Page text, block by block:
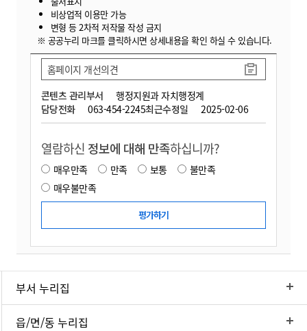
비상업적 이용만 가능
변형 등 2차적 저작물 작성 금지
※ 공공누리 마크를 클릭하시면 상세내용을 확인 하실 수 있습니다.
콘텐츠 관리부서
행정지원과 자치행정계
담당전화
063-454-2245최근수정일 2025-02-06
홈페이지 개선의견
열람하신 정보에 대해 만족하십니까?
매우만족 만족 보통
불만족
매우불만족
부서 누리집
읍/면/동 누리집